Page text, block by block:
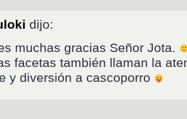
dijo:
muchas gracias Señor Jota.
facetas también llaman la
y diversión a cascoporro